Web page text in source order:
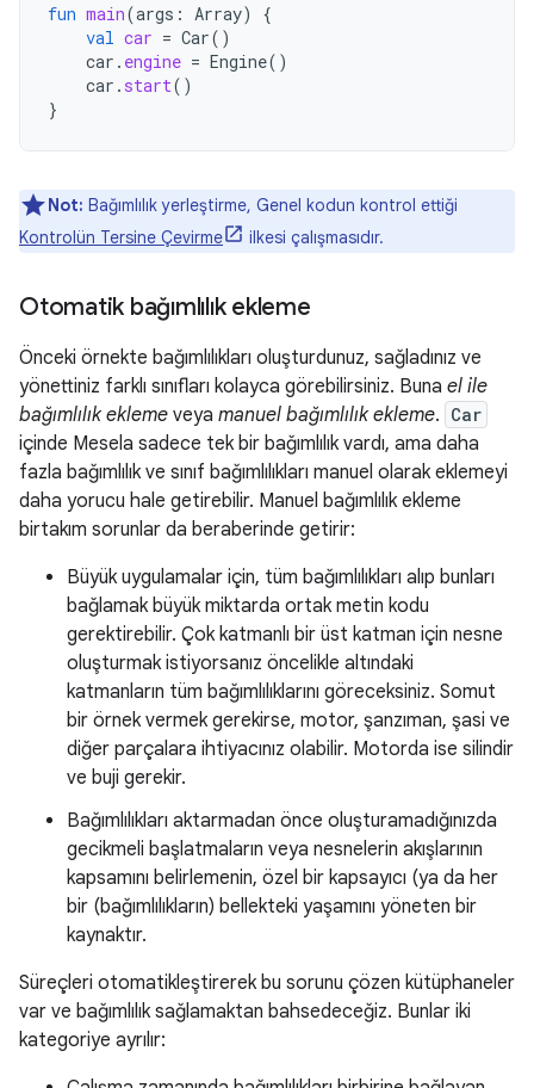
fun main(args : Array)
{
val car = Car()
car . engine = Engine()
car . start()
}
Not: Bağımlılık yerleştirme, Genel kodun kontrol ettiği
Kontrolün Tersine Çevirme
ilkesi çalışmasıdır.
Otomatik bağımlılık ekleme
Önceki örnekte bağımlılıkları oluşturdunuz, sağladınız ve
yönettiniz farklı sınıfları kolayca görebilirsiniz. Buna el ile
bağımlılık ekleme veya manuel bağımlılık ekleme. Car
içinde Mesela sadece tek bir bağımlılık vardı, ama daha
fazla bağımlılık ve sınıf bağımlılıkları manuel olarak eklemeyi
daha yorucu hale getirebilir. Manuel bağımlılık ekleme
birtakım sorunlar da beraberinde getirir:
Büyük uygulamalar için, tüm bağımlılıkları alıp bunları
bağlamak büyük miktarda ortak metin kodu
gerektirebilir. Çok katmanlı bir üst katman için nesne
oluşturmak istiyorsanız öncelikle altındaki
katmanların tüm bağımlılıklarını göreceksiniz. Somut
bir örnek vermek gerekirse, motor, şanzıman, şasi ve
diğer parçalara ihtiyacınız olabilir. Motorda ise silindir
ve buji gerekir.
Bağımlılıkları aktarmadan önce oluşturamadığınızda
gecikmeli başlatmaların veya nesnelerin akışlarının
kapsamını belirlemenin, özel bir kapsayıcı (ya da her
bir (bağımlılıkların) bellekteki yaşamını yöneten bir
kaynaktır.
Süreçleri otomatikleştirerek bu sorunu çözen kütüphaneler
var ve bağımlılık sağlamaktan bahsedeceğiz. Bunlar iki
kategoriye ayrılır: